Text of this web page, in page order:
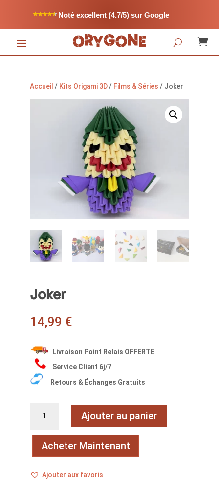
Noté excellent (4.7/5) sur Google

Accueil / Kits Origami 3D/ Films & Séries / Joker
Joker
14,99 €
Livraison Point Relais OFFERTE
Service Client 6j/7
Retours & Échanges Gratuits
Ajouter au panier
Acheter Maintenant
Ajouter aux favoris